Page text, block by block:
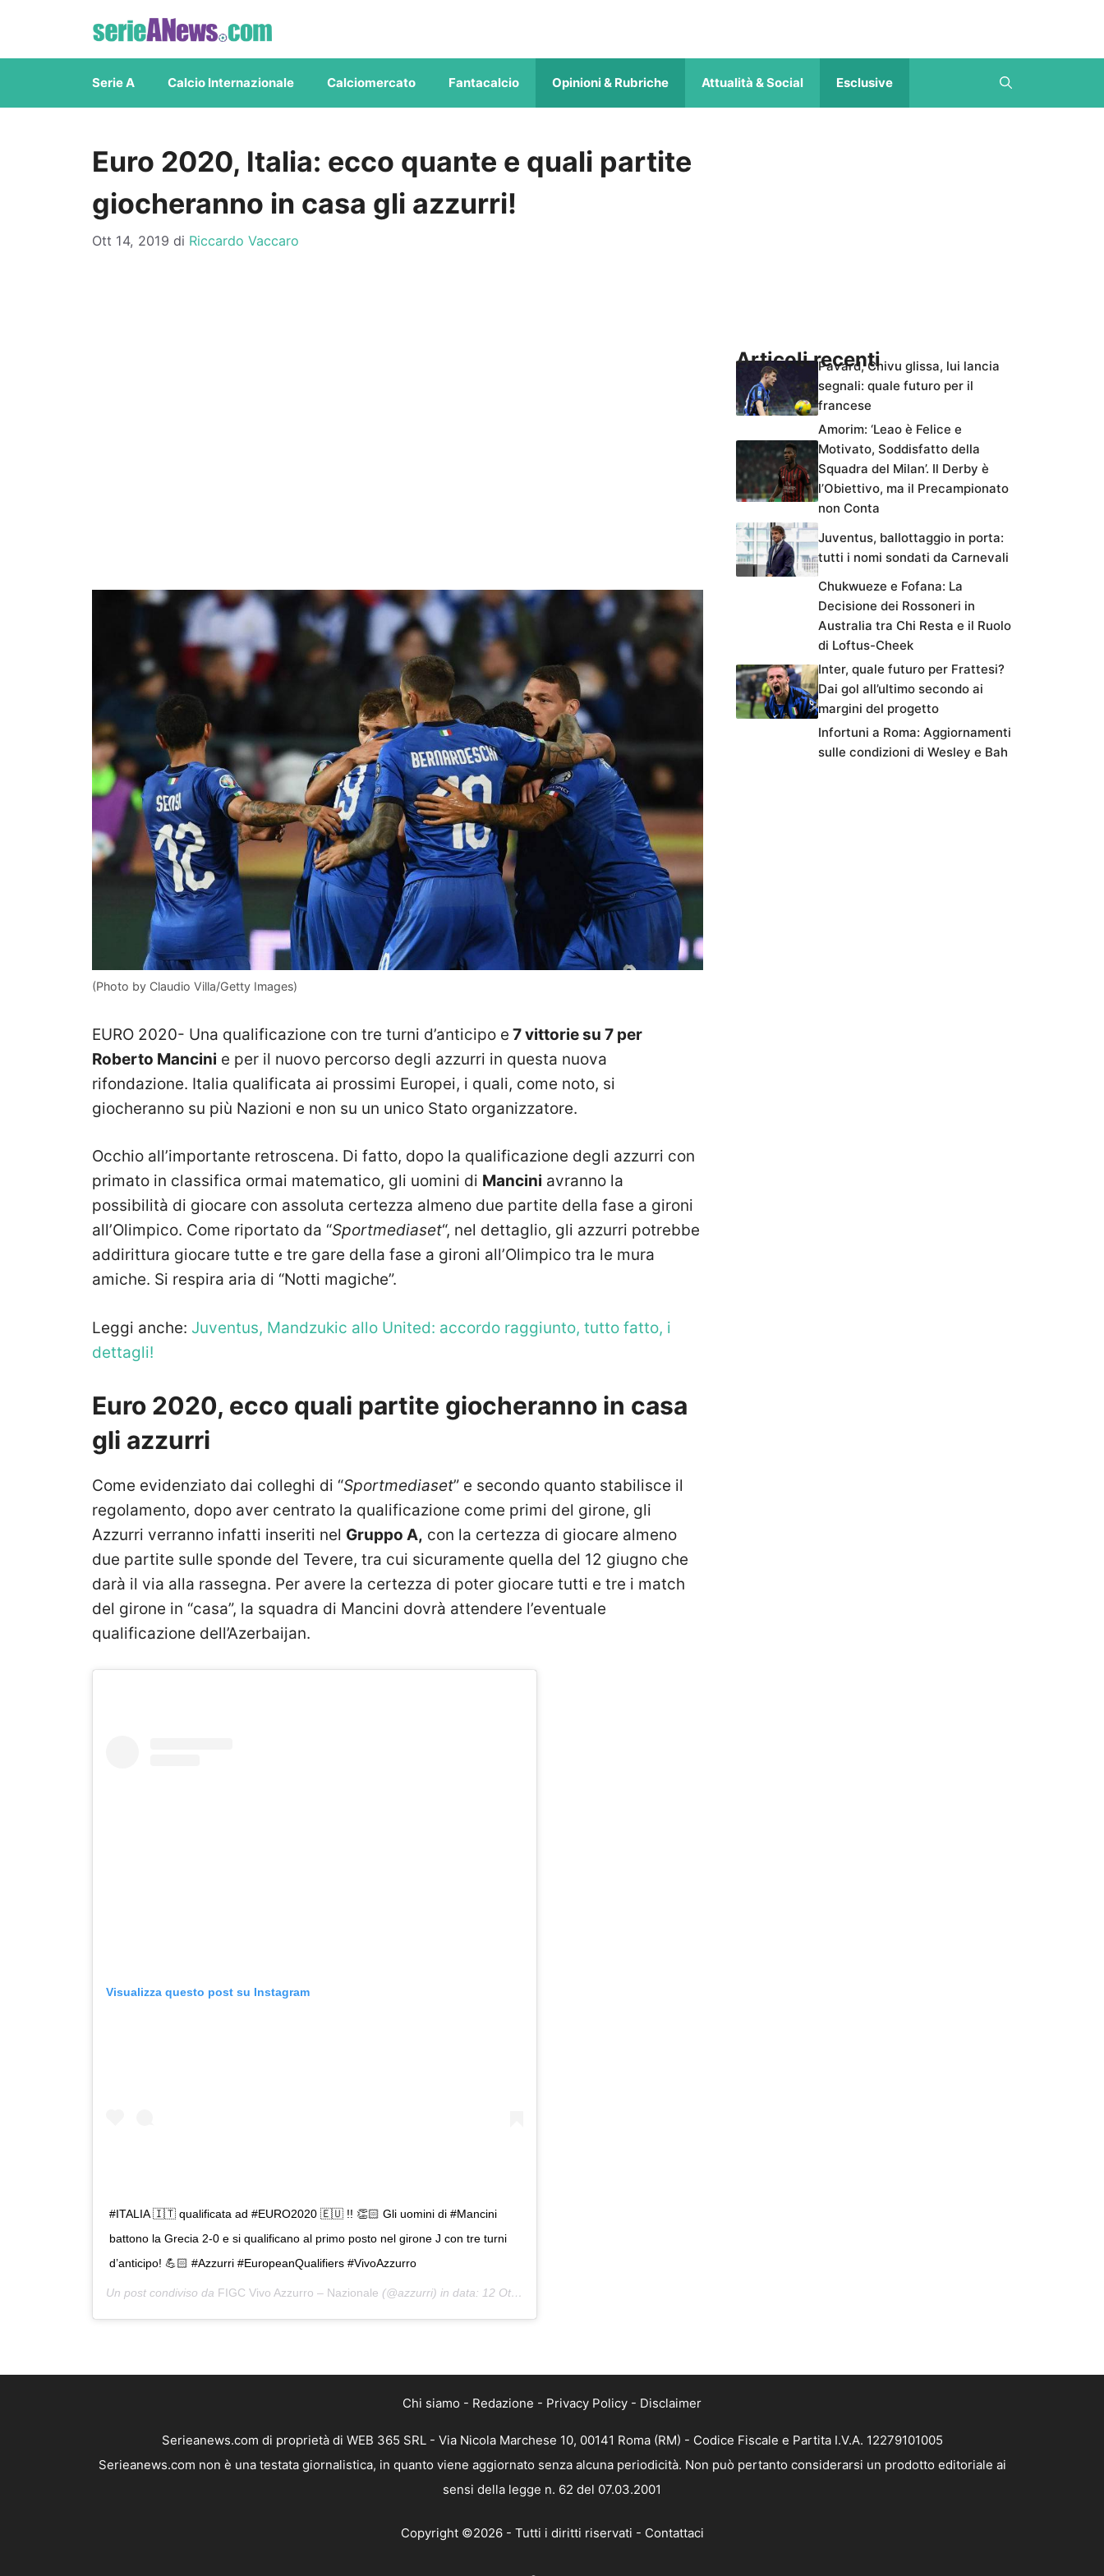
contenuto
Serie A Calcio Internazionale Calciomercato Fantacalcio Opinioni & Rubriche Attualità & Social Esclusive
Euro 2020, Italia: ecco quante e quali partite
giocheranno in casa gli azzurri!
Ott 14, 2019 di Riccardo Vaccaro
(Photo by Claudio Villa/Getty Images)
EURO 2020- Una qualificazione con tre turni d’anticipo e 7 vittorie su 7 per
Roberto Mancini e per il nuovo percorso degli azzurri in questa nuova
rifondazione. Italia qualificata ai prossimi Europei, i quali, come noto, si
giocheranno su più Nazioni e non su un unico Stato organizzatore.
Occhio all’importante retroscena. Di fatto, dopo la qualificazione degli azzurri con
primato in classifica ormai matematico, gli uomini di Mancini avranno la
possibilità di giocare con assoluta certezza almeno due partite della fase a gironi
all’Olimpico. Come riportato da “Sportmediaset“, nel dettaglio, gli azzurri potrebbe
addirittura giocare tutte e tre gare della fase a gironi all’Olimpico tra le mura
amiche. Si respira aria di “Notti magiche”.
Leggi anche: Juventus, Mandzukic allo United: accordo raggiunto, tutto fatto, i
dettagli!
Euro 2020, ecco quali partite giocheranno in casa
gli azzurri
Come evidenziato dai colleghi di “Sportmediaset” e secondo quanto stabilisce il
regolamento, dopo aver centrato la qualificazione come primi del girone, gli
Azzurri verranno infatti inseriti nel Gruppo A, con la certezza di giocare almeno
due partite sulle sponde del Tevere, tra cui sicuramente quella del 12 giugno che
darà il via alla rassegna. Per avere la certezza di poter giocare tutti e tre i match
del girone in “casa”, la squadra di Mancini dovrà attendere l’eventuale
qualificazione dell’Azerbaijan.
Visualizza questo post su Instagram
#ITALIA 🇮🇹 qualificata ad #EURO2020 🇪🇺 !! 👏🏻 Gli uomini di #Mancini
battono la Grecia 2-0 e si qualificano al primo posto nel girone J con tre turni
d’anticipo! 💪🏻 #Azzurri #EuropeanQualifiers #VivoAzzurro
Un post condiviso da FIGC Vivo Azzurro – Nazionale (@azzurri) in data: 12 Ott 2019 alle ore 1:57 PDT
Articoli recentiPavard, Chivu glissa, lui lancia
segnali: quale futuro per il
francese
Amorim: ‘Leao è Felice e
Motivato, Soddisfatto della
Squadra del Milan’. Il Derby è
l’Obiettivo, ma il Precampionato
non Conta
Juventus, ballottaggio in porta:
tutti i nomi sondati da Carnevali
Chukwueze e Fofana: La
Decisione dei Rossoneri in
Australia tra Chi Resta e il Ruolo
di Loftus-Cheek
Inter, quale futuro per Frattesi?
Dai gol all’ultimo secondo ai
margini del progetto
Infortuni a Roma: Aggiornamenti
sulle condizioni di Wesley e Bah
Chi siamo - Redazione - Privacy Policy - Disclaimer
Serieanews.com di proprietà di WEB 365 SRL - Via Nicola Marchese 10, 00141 Roma (RM) - Codice Fiscale e Partita I.V.A. 12279101005
Serieanews.com non è una testata giornalistica, in quanto viene aggiornato senza alcuna periodicità. Non può pertanto considerarsi un prodotto editoriale ai
sensi della legge n. 62 del 07.03.2001
Copyright ©2026 - Tutti i diritti riservati - Contattaci